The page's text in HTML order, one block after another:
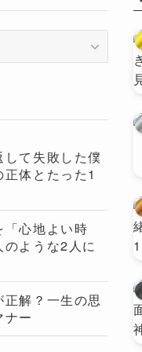
して失敗した僕
体とたった1
「心地よい時
ような2人に
解？一生の思
ー